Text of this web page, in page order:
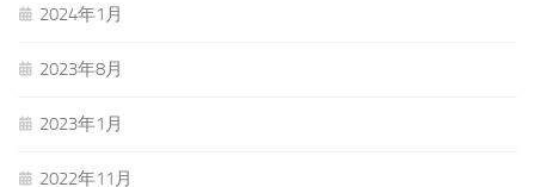
2024年1月
2023年8月
2023年1月
2022年11月